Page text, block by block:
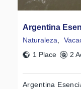
Argentina
Naturaleza
1 Place
2
Argentina